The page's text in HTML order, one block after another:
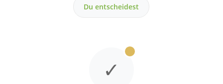
Du entscheidest
✓